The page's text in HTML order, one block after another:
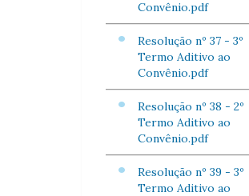
Convênio.pdf
Resolução nº 37 - 3º
Termo Aditivo ao
Convênio.pdf
Resolução nº 38 - 2º
Termo Aditivo ao
Convênio.pdf
Resolução nº 39 - 3º
Termo Aditivo ao